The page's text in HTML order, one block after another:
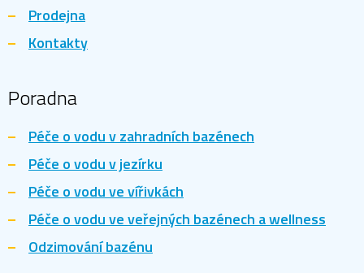
Prodejna
Kontakty
Poradna
Péče o vodu v zahradních bazénech
Péče o vodu v jezírku
Péče o vodu ve vířivkách
Péče o vodu ve veřejných bazénech a wellness
Odzimování bazénu